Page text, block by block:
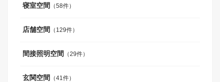
寝室空間 （58件）
店舗空間 （129件）
間接照明空間 （29件）
玄関空間 （41件）